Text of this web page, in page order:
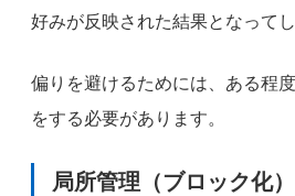
好みが反映された結果となってし
偏りを避けるためには、ある程
をする必要があります。
局所管理（ブロック化）